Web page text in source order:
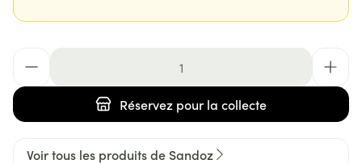
Réservez pour la collecte
Voir tous les produits de Sandoz